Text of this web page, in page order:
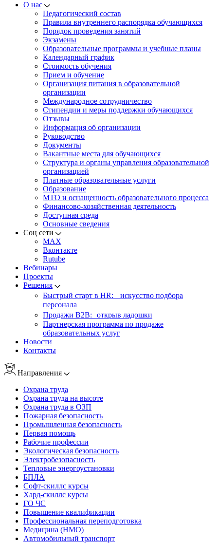
О нас
Педагогический состав
Правила внутреннего распорядка обучающихся
Порядок проведения занятий
Экзамены
Образовательные программы и учебные планы
Календарный график
Стоимость обучения
Прием и обучение
Организация питания в образовательной
организации
Международное сотрудничество
Стипендии и меры поддержки обучающихся
Отзывы
Информация об организации
Руководство
Документы
Вакантные места для обучающихся
Структура и органы управления образовательной
организацией
Платные образовательные услуги
Образование
МТО и оснащенность образовательного процесса
Финансово-хозяйственная деятельность
Доступная среда
Основные сведения
Соц сети
MAX
Вконтакте
Rutube
Вебинары
Проекты
Решения
Быстрый старт в HR: искусство подбора
персонала
Продажи B2B: открыв ладошки
Партнерская программа по продаже
образовательных услуг
Новости
Контакты
Направления
Охрана труда
Охрана труда на высоте
Охрана труда в ОЗП
Пожарная безопасность
Промышленная безопасность
Первая помощь
Рабочие профессии
Экологическая безопасность
Электробезопасность
Тепловые энергоустановки
БПЛА
Софт-скиллс курсы
Хард-скиллс курсы
ГО ЧС
Повышение квалификации
Профессиональная переподготовка
Медицина (НМО)
Автомобильный транспорт